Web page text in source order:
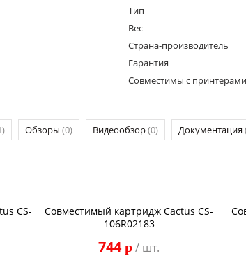
Тип
Вес
Страна-производитель
Гарантия
Совместимы с принтерами
Обзоры (0) Видеообзор(0) Документация
CS-
Совместимый картридж Cactus CS-
106R02183
744p/ шт.